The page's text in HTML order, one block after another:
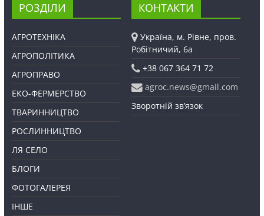
РОЗДІЛИ
АГРОТЕХНІКА
АГРОПОЛІТИКА
АГРОПРАВО
ЕКО-ФЕРМЕРСТВО
ТВАРИННИЦТВО
РОСЛИННИЦТВО
ЛЯ СЕЛО
БЛОГИ
ФОТОГАЛЕРЕЯ
ІНШЕ
КОНТАКТИ
Україна, м. Рівне, пров.
Робітничий, 6а
+38 067 364 71 72
agroc.news@gmail.com
Зворотній зв’язок